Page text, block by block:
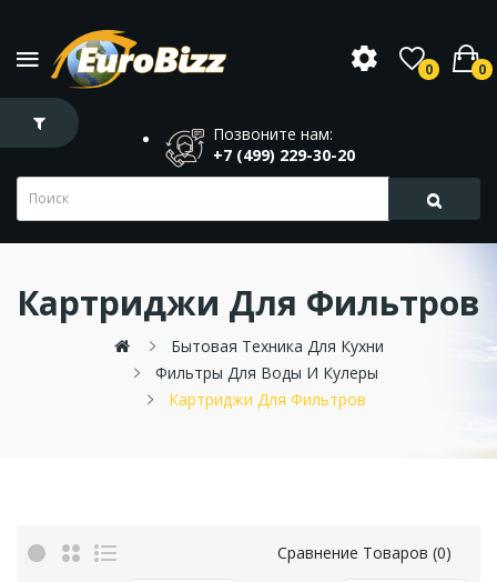
0 0
Позвоните нам:
+7 (499) 229-30-20
Картриджи Для Фильтров
Бытовая Техника Для Кухни
Фильтры Для Воды И Кулеры
Картриджи Для Фильтров
Сравнение Товаров (0)